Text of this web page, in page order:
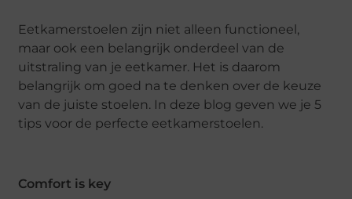
Eetkamerstoelen zijn niet alleen functioneel,
maar ook een belangrijk onderdeel van de
uitstraling van je eetkamer. Het is daarom
belangrijk om goed na te denken over de keuze
van de juiste stoelen. In deze blog geven we je 5
tips voor de perfecte eetkamerstoelen.
Comfort is key